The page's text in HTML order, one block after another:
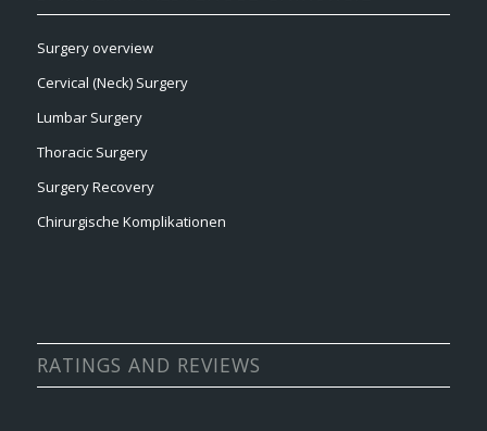
Surgery overview
Cervical (Neck) Surgery
Lumbar Surgery
Thoracic Surgery
Surgery Recovery
Chirurgische Komplikationen
RATINGS AND REVIEWS